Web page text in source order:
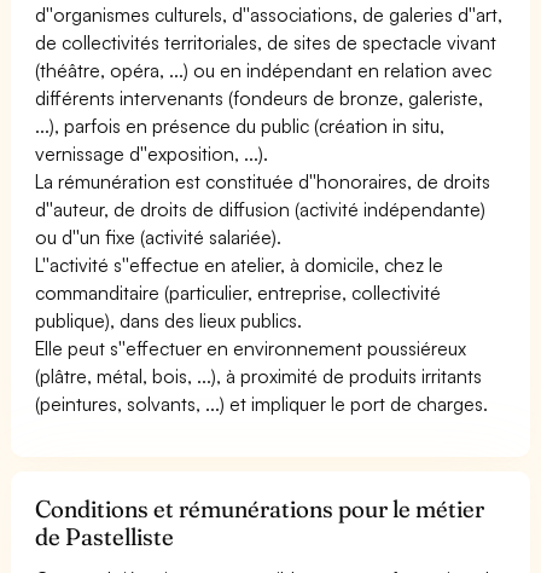
d''organismes culturels, d''associations, de galeries d''art,
de collectivités territoriales, de sites de spectacle vivant
(théâtre, opéra, ...) ou en indépendant en relation avec
différents intervenants (fondeurs de bronze, galeriste,
...), parfois en présence du public (création in situ,
vernissage d''exposition, ...).
La rémunération est constituée d''honoraires, de droits
d''auteur, de droits de diffusion (activité indépendante)
ou d''un fixe (activité salariée).
L''activité s''effectue en atelier, à domicile, chez le
commanditaire (particulier, entreprise, collectivité
publique), dans des lieux publics.
Elle peut s''effectuer en environnement poussiéreux
(plâtre, métal, bois, ...), à proximité de produits irritants
(peintures, solvants, ...) et impliquer le port de charges.
Conditions et rémunérations pour le métier
de Pastelliste